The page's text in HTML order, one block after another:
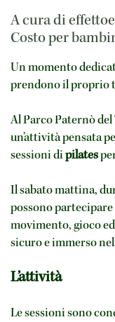
A cura di
Costo per
Un momento
prendono il proprio
Al Parco Paternò
un’attività pensata
sessioni dipilates
Il sabato mattina,
possono
movimento, gioco
sicuro e immerso
L’attività
Le sessioni sono